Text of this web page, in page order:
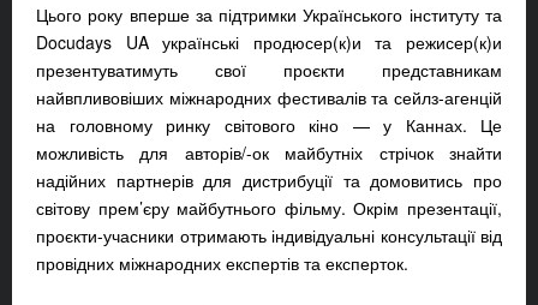
Цього року вперше за підтримки Українського інституту та
Docudays UA українські продюсер(к)и та режисер(к)и
презентуватимуть свої проєкти представникам
найвпливовіших міжнародних фестивалів та сейлз-агенцій
на головному ринку світового кіно — у Каннах. Це
можливість для авторів/-ок майбутніх стрічок знайти
надійних партнерів для дистрибуції та домовитись про
світову прем’єру майбутнього фільму. Окрім презентації,
проєкти-учасники отримають індивідуальні консультації від
провідних міжнародних експертів та експерток.